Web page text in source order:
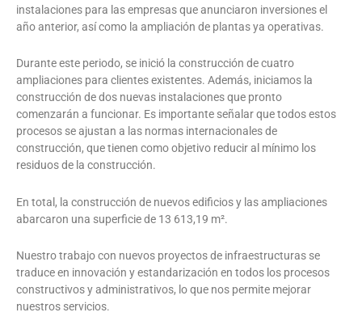
instalaciones para las empresas que anunciaron inversiones el
año anterior, así como la ampliación de plantas ya operativas.
Durante este periodo, se inició la construcción de cuatro
ampliaciones para clientes existentes. Además, iniciamos la
construcción de dos nuevas instalaciones que pronto
comenzarán a funcionar. Es importante señalar que todos estos
procesos se ajustan a las normas internacionales de
construcción, que tienen como objetivo reducir al mínimo los
residuos de la construcción.
En total, la construcción de nuevos edificios y las ampliaciones
abarcaron una superficie de 13 613,19 m².
Nuestro trabajo con nuevos proyectos de infraestructuras se
traduce en innovación y estandarización en todos los procesos
constructivos y administrativos, lo que nos permite mejorar
nuestros servicios.